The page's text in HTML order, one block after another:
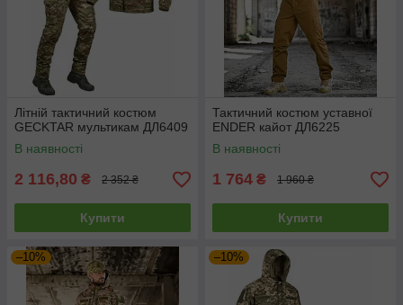
Літній тактичний костюм
GECKTAR мультикам ДЛ6409
В наявності
2 116,80 ₴ 2 352 ₴
Купити
Тактичний костюм уставної
ENDER кайот ДЛ6225
В наявності
1 764 ₴ 1 960 ₴
Купити
–10% –10%